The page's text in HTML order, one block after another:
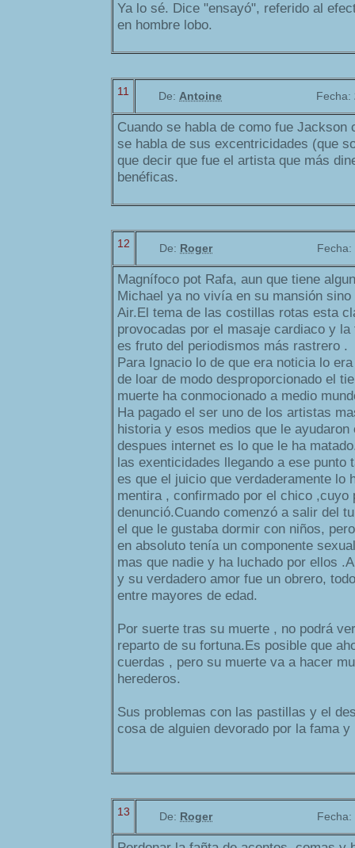
Ya lo sé. Dice "ensayó", referido al
en hombre lobo.
11 De: Antoine Fecha:
Cuando se habla de como fue Jackson
se habla de sus excentricidades (que
que decir que fue el artista que más
benéficas.
12 De: Roger Fecha:
Magnífoco pot Rafa, aun que tiene
Michael ya no vivía en su mansión
Air.El tema de las costillas rotas esta
provocadas por el masaje cardiaco y
es fruto del periodismos más rastrero .
Para Ignacio lo de que era noticia lo
de loar de modo desproporcionado el
muerte ha conmocionado a medio
Ha pagado el ser uno de los artistas
historia y esos medios que le
despues internet es lo que le ha
las exenticidades llegando a ese punto
es que el juicio que verdaderamente lo
mentira , confirmado por el chico ,cuyo
denunció.Cuando comenzó a salir del
el que le gustaba dormir con niños,
en absoluto tenía un componente
mas que nadie y ha luchado por ellos
y su verdadero amor fue un obrero,
entre mayores de edad.
Por suerte tras su muerte , no podrá
reparto de su fortuna.Es posible que
cuerdas , pero su muerte va a hacer
herederos.
Sus problemas con las pastillas y el
cosa de alguien devorado por la fama
13 De: Roger Fecha: